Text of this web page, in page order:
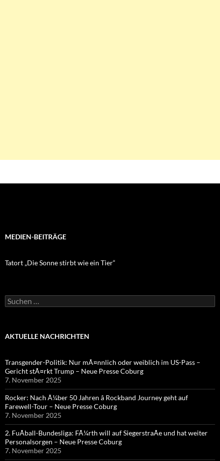
MEDIEN-BEITRÄGE
Tatort „Die Sonne stirbt wie ein Tier“
Suchen
nach:
AKTUELLE NACHRICHTEN
Transgender-Politik: Nur mÃ¤nnlich oder weiblich im US-Pass –
Gericht stÃ¤rkt Trump – Neue Presse Coburg
7. November 2025
Rocker: Nach Ã¼ber 50 Jahren â Rockband Journey geht auf
Farewell-Tour – Neue Presse Coburg
7. November 2025
2. FuÃball-Bundesliga: FÃ¼rth will auf SiegerstraÃe und hat weiter
Personalsorgen – Neue Presse Coburg
7. November 2025